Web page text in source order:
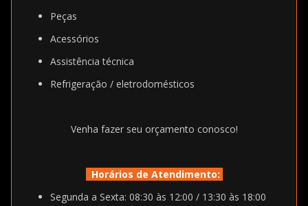
Peças
Acessórios
Assistência técnica
Refrigeração / eletrodomésticos
Venha fazer seu orçamento conosco!
Horários de Atendimento:
Segunda a Sexta: 08:30 às 12:00 / 13:30 às 18:00